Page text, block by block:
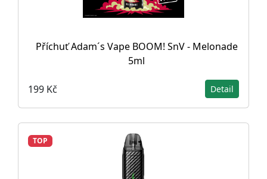
Příchuť Adam´s Vape BOOM! SnV - Melonade
5ml
199 Kč Detail
TOP